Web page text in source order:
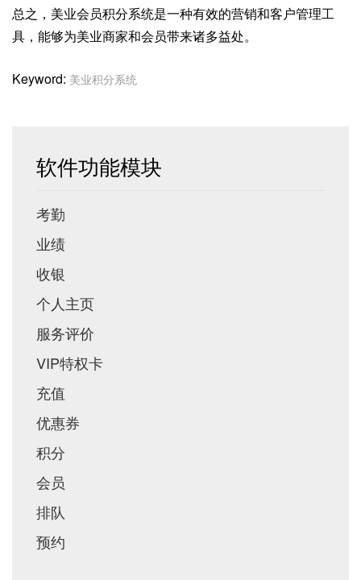
总之，美业会员积分系统是一种有效的营销和客户管理工
具，能够为美业商家和会员带来诸多益处。
Keyword: 美业积分系统
软件功能模块
考勤
业绩
收银
个人主页
服务评价
VIP特权卡
充值
优惠券
积分
会员
排队
预约